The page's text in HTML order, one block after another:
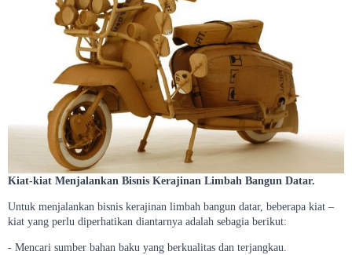
Kiat-kiat Menjalankan Bisnis Kerajinan Limbah Bangun Datar.
Untuk menjalankan bisnis kerajinan limbah bangun datar, beberapa kiat –
kiat yang perlu diperhatikan diantarnya adalah sebagia berikut:
- Mencari sumber bahan baku yang berkualitas dan terjangkau.